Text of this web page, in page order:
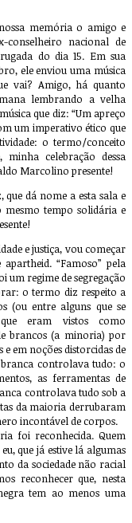
memória o amigo e
nacional de
do dia 15. Em sua
ele enviou uma música
vai? Amigo, há quanto
lembrando a velha
que diz: “Um apreço
um imperativo ético que
o termo/conceito
minha celebração dessa
Marcolino presente!
dá nome a esta sala e
tempo solidária e
e justiça, vou começar
“Famoso” pela
um regime de segregação
o termo diz respeito a
(ou entre alguns que se
eram vistos como
brancos (a minoria) por
em noções distorcidas de
controlava tudo: o
as ferramentas de
controlava tudo sob a
da maioria derrubaram
incontável de corpos.
foi reconhecida. Quem
que já estive lá algumas
da sociedade não racial
reconhecer que, nesta
tem ao menos uma